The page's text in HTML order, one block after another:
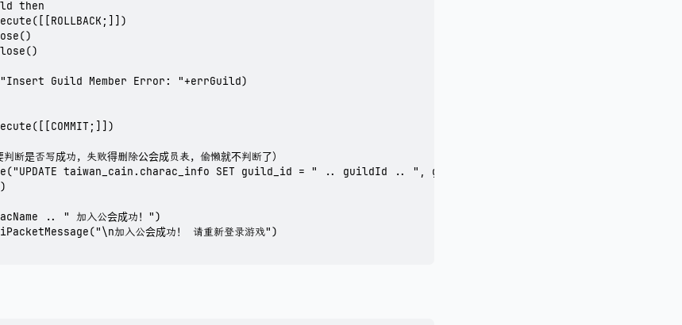
then
Guild Member Error: "+errGuild)
断是否写成功，失败得删除公会成员表，偷懒就不判断了）
taiwan_cain.charac_info SET guild_id = " .. guildId .. ", guild_right = 0 WHERE charac_no = " ..
.. " 加入公会成功！")
加入公会成功！ 请重新登录游戏")